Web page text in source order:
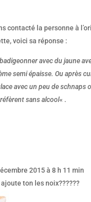
contacté la personne à
voici sa réponse :
avec du jaune
semi épaisse. Ou après
avec un peu de schnaps
sans alcool« .
2015 à 8 h 11 min
ton les noix??????